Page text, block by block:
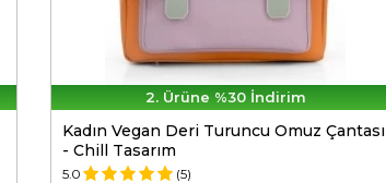
2. Ürüne %30 İndirim
Kadın Vegan Deri Turuncu Omuz Çantası
- Chill Tasarım
5.0 (5)